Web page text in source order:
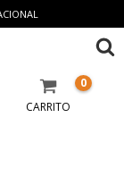
CARRITO
0